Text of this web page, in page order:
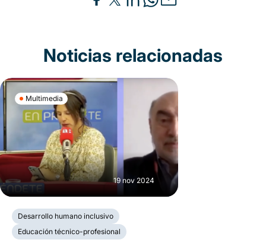
Noticias relacionadas
Multimedia
19 nov 2024
Desarrollo humano inclusivo
Educación técnico-profesional